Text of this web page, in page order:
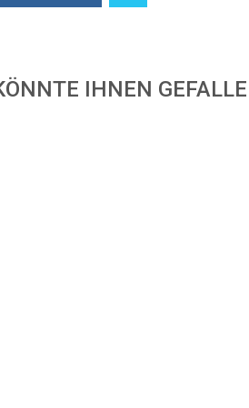
IHNEN